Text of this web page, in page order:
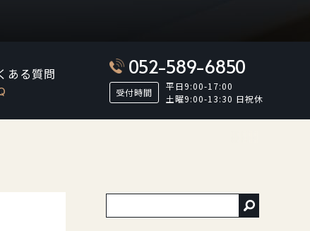
ある質問 052-589-6850
受付時間
平日9:00-17:00
土曜9:00-13:30 日祝休